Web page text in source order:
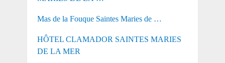
Mas de la Fouque Saintes Maries de …
HÔTEL CLAMADOR SAINTES MARIES
DE LA MER